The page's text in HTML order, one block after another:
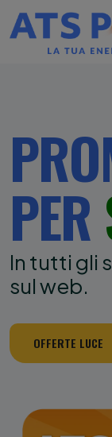
PER
In tutti gli
sul web.
OFFERTE LUCE